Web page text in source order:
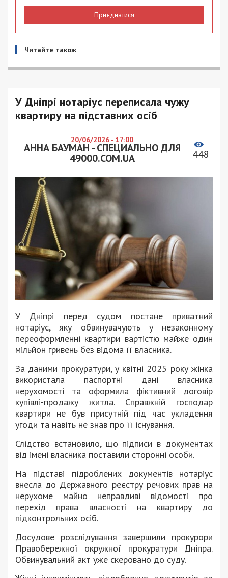
Приєднатися
Читайте також
У Дніпрі нотаріус переписала чужу
квартиру на підставних осіб
20/06/2026 - 17:00
АННА БАУМАН - СПЕЦИАЛЬНО ДЛЯ
49000.COM.UA
448
У Дніпрі перед судом постане приватний
нотаріус, яку обвинувачують у незаконному
переоформленні квартири вартістю майже один
мільйон гривень без відома її власника.
За даними прокуратури, у квітні 2025 року жінка
використала паспортні дані власника
нерухомості та оформила фіктивний договір
купівлі-продажу житла. Справжній господар
квартири не був присутній під час укладення
угоди та навіть не знав про її існування.
Слідство встановило, що підписи в документах
від імені власника поставили сторонні особи.
На підставі підроблених документів нотаріус
внесла до Державного реєстру речових прав на
нерухоме майно неправдиві відомості про
перехід права власності на квартиру до
підконтрольних осіб.
Досудове розслідування завершили прокурори
Правобережної окружної прокуратури Дніпра.
Обвинувальний акт уже скеровано до суду.